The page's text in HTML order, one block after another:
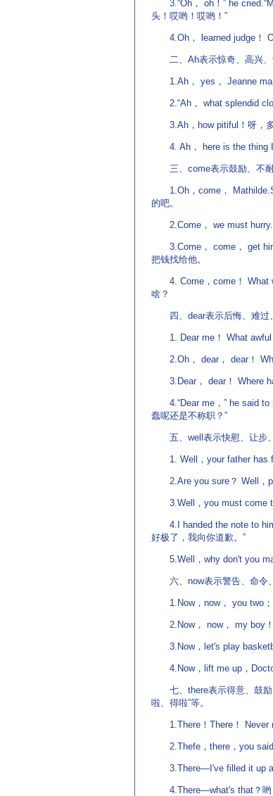
3.“Oh， oh！” he
头！哎哟！哎哟！”
4.Oh， learned judge！
二、Ah表示惊奇、高兴、
1.Ah， yes， Jeanne
2.“Ah， what splendid
3.Ah，how pitiful！呀，多
4. Ah， here is the thing I
三、come表示鼓励、不耐
1.Oh，come，
的吧。
2.Come， we must hurry.
3.Come， come， get him
把钱找给他。
4. Come，come！ What
啥？
四、dear表示后悔、难过、
1. Dear me！ What awful
2.Oh， dear， dear！
3.Dear， dear！ Where
4.“Dear me，” he said to
蠢呢还是不称职？”
五、well表示快慰、让步、
1. Well，your father has
2.Are you sure？ Well，
3.Well，you must come to
4.I handed the note to him
好极了，我向你道歉。”
5.Well，why don't you
六、now表示警告、命令、
1.Now，now， you two；
2.Now， now， my boy！
3.Now，let's play
4.Now，lift me up，Doctor
七、there表示得意、鼓励
啦、得啦”等。
1.There！There！ Never
2.Thefe，there，you said
3.There—I've filled it up
4.There—what's that？哟